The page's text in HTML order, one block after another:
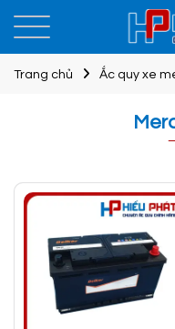
Trang chủ Ắc quy xe